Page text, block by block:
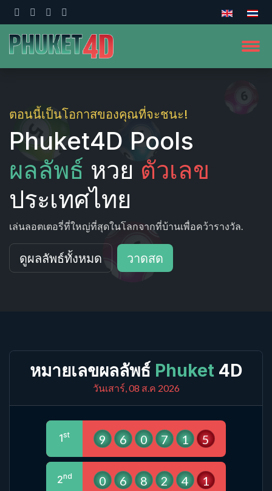
ตอนนี้เป็นโอกาสของคุณที่จะชนะ!
Phuket4D Pools
ผลลัพธ์ หวย ตัวเลข
ประเทศไทย
เล่นลอตเตอรี่ที่ใหญ่ที่สุดในโลกจากที่บ้านเพื่อคว้ารางวัล.
ดูผลลัพธ์ทั้งหมด วาดสด
หมายเลขผลลัพธ์ Phuket 4D
วันเสาร์, 08 ส.ค 2026
1st 9 6 0 7 1 5
2nd 0 6 8 2 4 1